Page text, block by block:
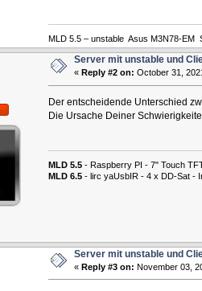
MLD 5.5 – unstable Asus M3N78-EM
Server mit unstable und
« Reply #2 on: October 31,
Der entscheidende Unterschied
Die Ursache Deiner
MLD 5.5- Raspberry PI - 7" Touch
MLD 6.5- lirc yaUsbIR - 4 x DD-Sat -
Server mit unstable und
« Reply #3 on: November 03,